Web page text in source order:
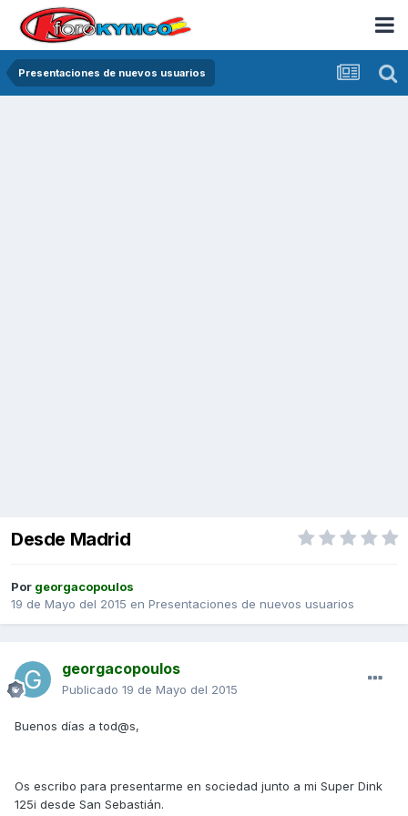
Presentaciones de nuevos usuarios
Desde Madrid
Por georgacopoulos
19 de Mayo del 2015 en Presentaciones de nuevos usuarios
georgacopoulos
Publicado 19 de Mayo del 2015
Buenos días a tod@s,
Os escribo para presentarme en sociedad junto a mi Super Dink
125i desde San Sebastián.